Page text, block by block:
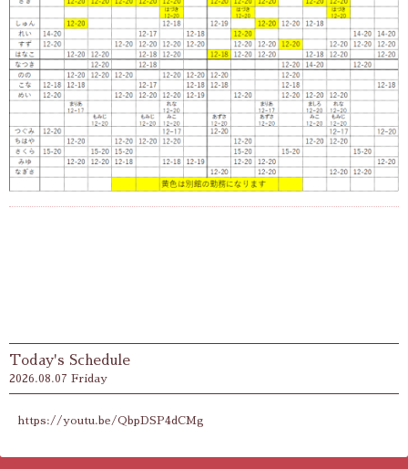
Today's Schedule
2026.08.07 Friday
https://youtu.be/QbpDSP4dCMg